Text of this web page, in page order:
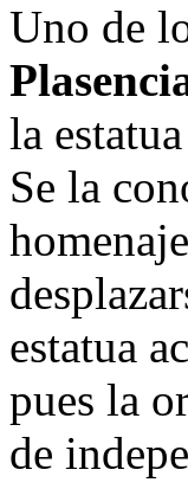
Uno de
la
Se la
estatua
pues la
de